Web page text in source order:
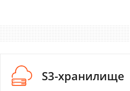
S3-хранилище